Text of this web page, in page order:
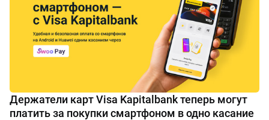
Держатели карт Visa Kapitalbank теперь могут
платить за покупки смартфоном в одно касание